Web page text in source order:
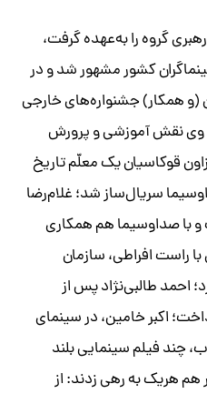
گروه را به‌عهده گرفت،
کشور مشهور شد و در
(و همکار) جشنواره‌های خارجی
وی نقش آموزشی و پرورش
قوکاسیان یک معلّم تاریخ
سریال‌ساز شد؛ غلام‌رضا
با صداوسیما هم همکاری
راست افراطی، سازمان
احمد طالبی‌نژاد پس از
اکبر خامین، در سینمای
چند فیلم سینمایی بلند
هریک به رهی زدند: از